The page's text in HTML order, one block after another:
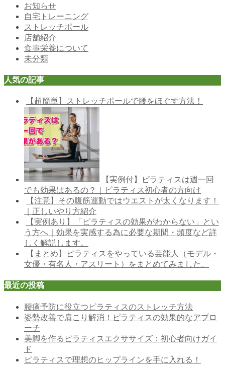
お知らせ
自宅トレーニング
ストレッチポール
店舗紹介
食事栄養について
未分類
人気の記事
【超簡単】ストレッチポールで腰をほぐす方法！
【実例付】ピラティスは週一回
でも効果はあるの？｜ピラティス初心者の方向け
【注意】その腹筋運動ではウエストが太くなります！
｜正しいやり方紹介
【実例あり】「ピラティスの効果がわからない」とい
う方へ｜効果を実感する為に必要な期間・頻度など詳
しく解説します。
【まとめ】ピラティスをやっている芸能人（モデル・
女優・有名人・アスリート）をまとめてみました。
最近の投稿
腰痛予防に役立つピラティスのストレッチ方法
姿勢改善で肩こり解消！ピラティスの効果的なアプロ
ーチ
美脚を作るピラティスエクササイズ：初心者向けガイ
ド
ピラティスで理想のヒップラインを手に入れる！